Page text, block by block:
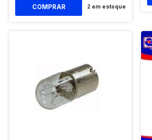
2 em estoque